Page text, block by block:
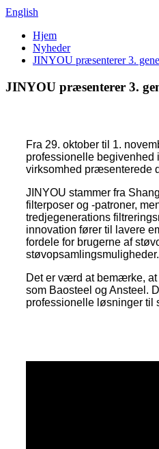
English
Hjem
Nyheder
JINYOU præsenterer 3.
JINYOU præsenterer 3.
Fra 29. oktober til 1.
professionelle
virksomhed præsenterede
JINYOU stammer fra
filterposer og -patroner,
tredjegenerations
innovation fører til lavere
fordele for brugerne af
støvopsamlingsmuligheder.
Det er værd at bemærke,
som Baosteel og Ansteel.
professionelle løsninger til